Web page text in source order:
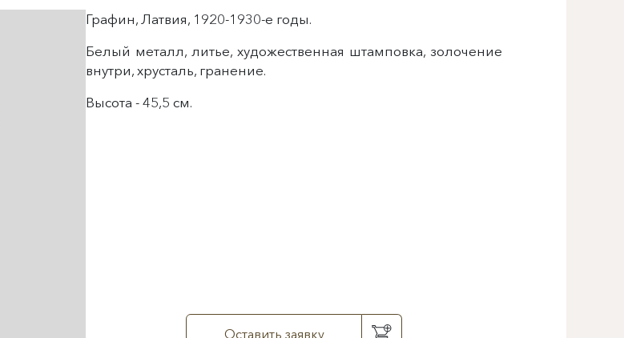
Графин, Латвия, 1920-1930-е годы.
Белый металл, литье, художественная штамповка, золочение
внутри, хрусталь, гранение.
Высота - 45,5 см.
Оставить заявку